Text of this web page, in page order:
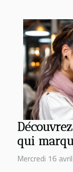
qui
Mercredi 16